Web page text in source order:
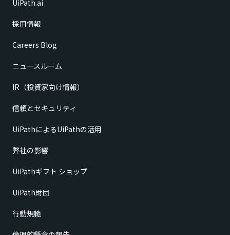
UiPath.ai
採用情報
Careers Blog
ニュースルーム
IR（投資家向け情報）
信頼とセキュリティ
UiPathによるUiPathの活用
弊社の影響
UiPathギフト ショップ
UiPath財団
行動規範